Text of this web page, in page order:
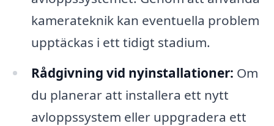
kamerateknik kan eventuella problem
upptäckas i ett tidigt stadium.
Rådgivning vid nyinstallationer: Om
du planerar att installera ett nytt
avloppssystem eller uppgradera ett